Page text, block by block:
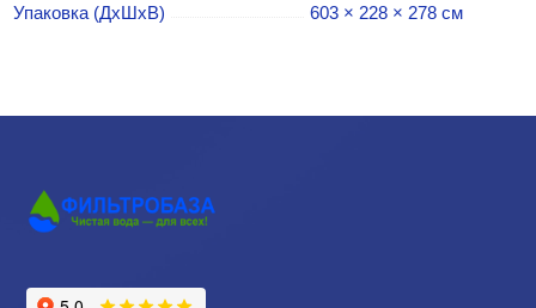
Упаковка (ДхШхВ)
603 × 228 × 278 см